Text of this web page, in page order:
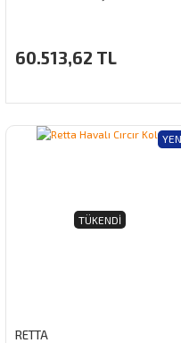
60.513,62 TL
TÜKENDI
RETTA